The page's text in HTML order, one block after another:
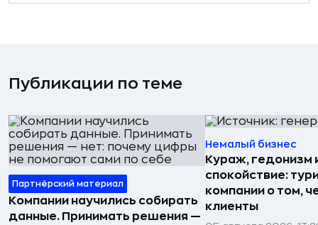
Публикации по теме
Партнёрский материал
Компании научились собирать
данные. Принимать решения —
Немалый бизнес
Кураж, гедонизм
спокойствие:
компании о том,
клиенты